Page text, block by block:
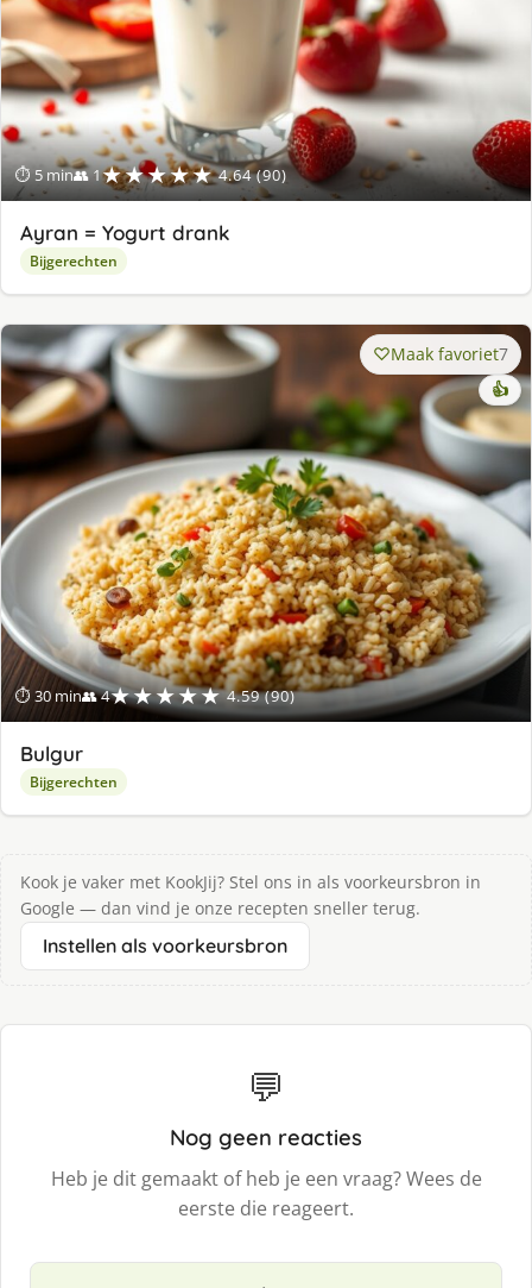
⏱ 5 min👥 1★★★★★ 4.64 (90)
Ayran = Yogurt drank
Bijgerechten
⏱ 30 min👥 4★★★★★ 4.59 (90)
Maak favoriet7
👍
Bulgur
Bijgerechten
Kook je vaker met KookJij? Stel ons in als voorkeursbron in
Google — dan vind je onze recepten sneller terug.
Instellen als voorkeursbron
💬
Nog geen reacties
Heb je dit gemaakt of heb je een vraag? Wees de
eerste die reageert.